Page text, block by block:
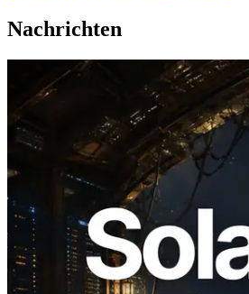
Nachrichten
2026.08.05